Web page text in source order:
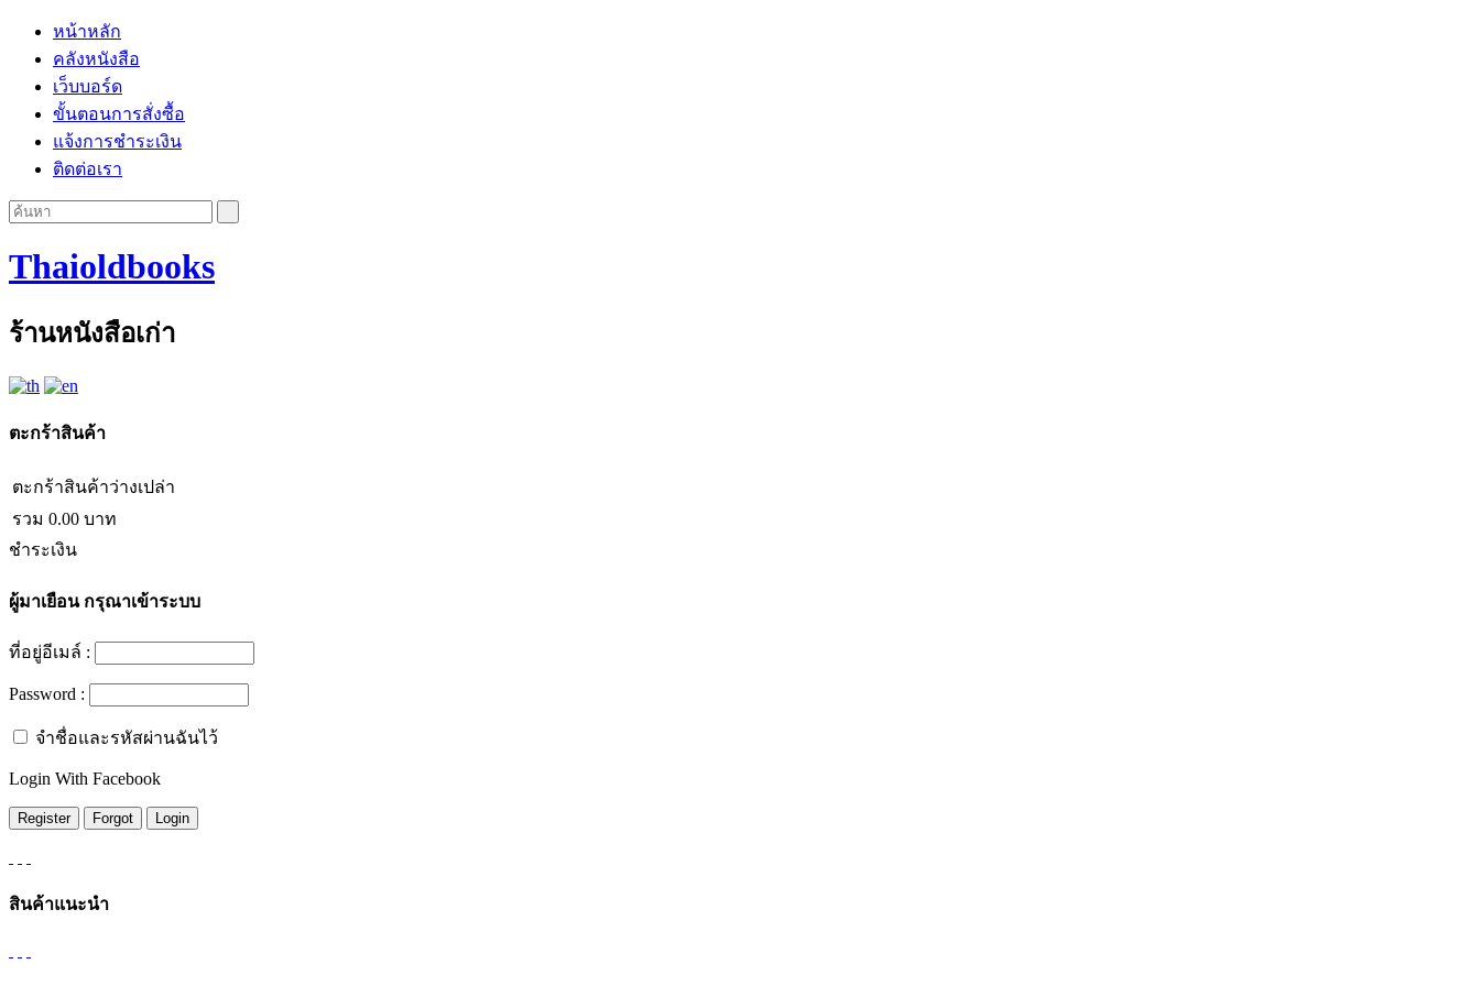
หน้าหลัก
คลังหนังสือ
เว็บบอร์ด
ขั้นตอนการสั่งซื้อ
แจ้งการชำระเงิน
ติดต่อเรา
Thaioldbooks
ร้านหนังสือเก่า
ตะกร้าสินค้า
ตะกร้าสินค้าว่างเปล่า
รวม 0.00 บาท
ชำระเงิน
ผู้มาเยือนกรุณาเข้าระบบ
ที่อยู่อีเมล์ :
Password :
จำชื่อและรหัสผ่านฉันไว้
Login With Facebook
สินค้าแนะนำ